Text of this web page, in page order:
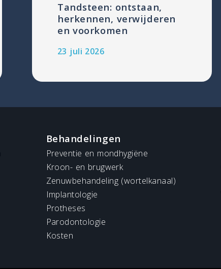
Tandsteen: ontstaan,
herkennen, verwijderen
en voorkomen
23 juli 2026
Behandelingen
Preventie en mondhygiëne
Kroon- en brugwerk
Zenuwbehandeling (wortelkanaal)
Implantologie
Protheses
Parodontologie
Kosten